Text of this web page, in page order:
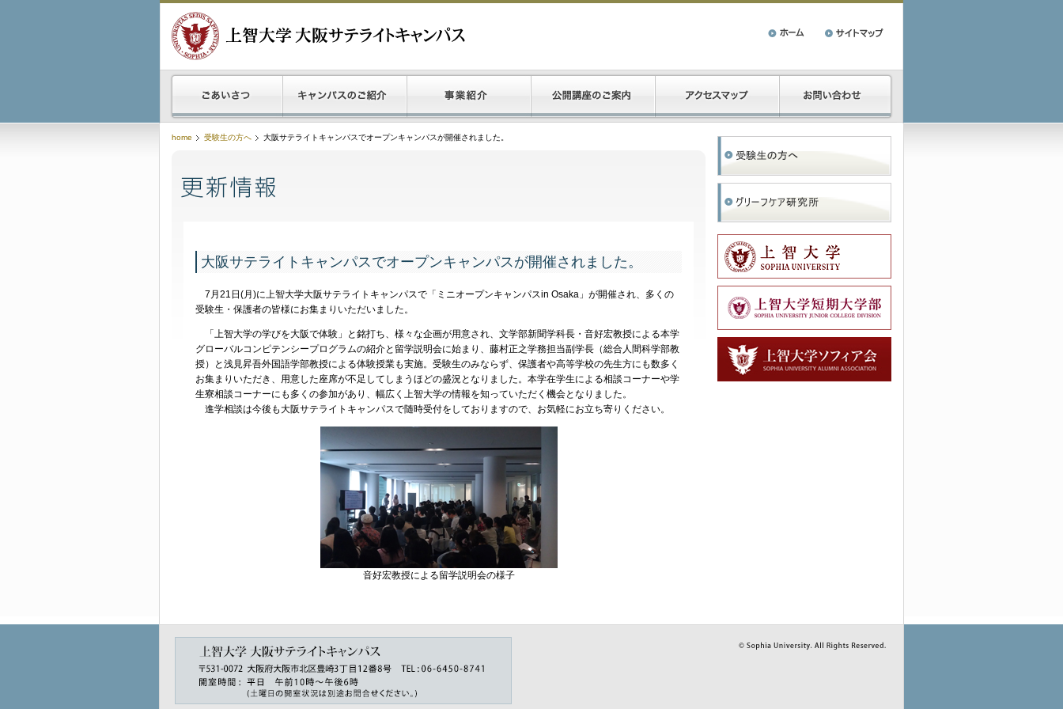
home 受験生の方へ 大阪サテライトキャンパスでオープンキャンパスが開催されました。
大阪サテライトキャンパスでオープンキャンパスが開催されました。
7月21日(月)に上智大学大阪サテライトキャンパスで「ミニオープンキャンパスin Osaka」が開催され、多くの
受験生・保護者の皆様にお集まりいただいました。
「上智大学の学びを大阪で体験」と銘打ち、様々な企画が用意され、文学部新聞学科長・音好宏教授による本学
グローバルコンピテンシープログラムの紹介と留学説明会に始まり、藤村正之学務担当副学長（総合人間科学部教
授）と浅見昇吾外国語学部教授による体験授業も実施。受験生のみならず、保護者や高等学校の先生方にも数多く
お集まりいただき、用意した座席が不足してしまうほどの盛況となりました。本学在学生による相談コーナーや学
生寮相談コーナーにも多くの参加があり、幅広く上智大学の情報を知っていただく機会となりました。
進学相談は今後も大阪サテライトキャンパスで随時受付をしておりますので、お気軽にお立ち寄りください。
音好宏教授による留学説明会の様子